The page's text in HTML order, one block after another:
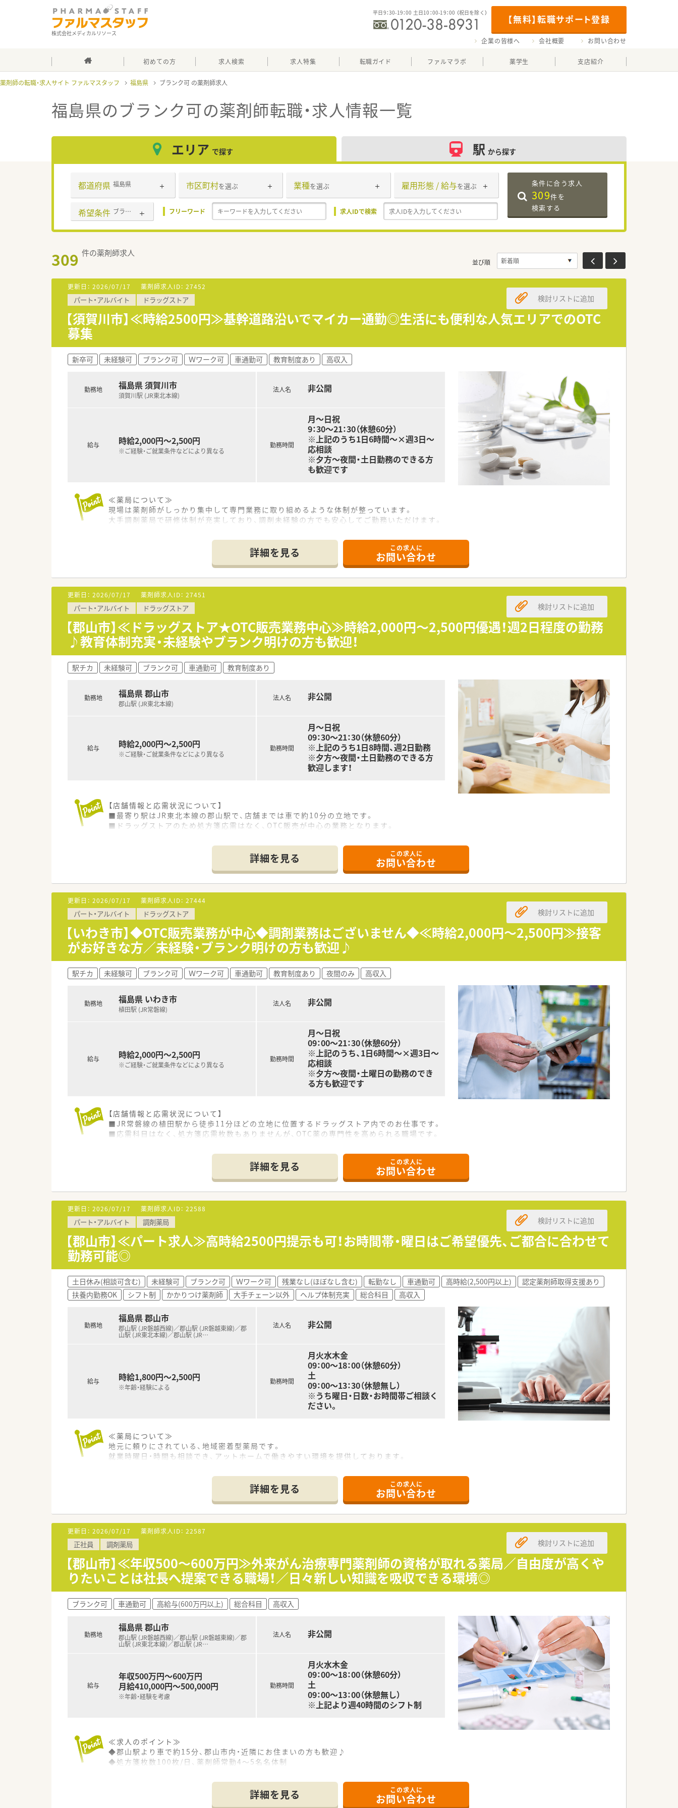
株式会社メディカルリソース
【無料】転職サポート登録
平日9：30-19：00 土日10：00-19：00 （祝日を除く）
企業の皆様へ 会社概要 お問い合わせ
初めての方 求人検索 求人特集 転職ガイド ファルマラボ 薬学生 支店紹介
薬剤師の転職・求人サイト ファルマスタッフ 福島県 ブランク可
福島県のブランク可の薬剤師転職・求人情報一覧
エリア で探す 駅 から探す
都道府県 福島県 市区町村を選ぶ 業種を選ぶ 雇用形態 / 給与を選ぶ
希望条件 ブランク可 フリーワード 求人IDで検索
条件に合う求人
309件を
検索する
309 件の薬剤師求人
並び順
更新日： 2026/07/17 薬剤師求人ID： 27452
パート・アルバイト ドラッグストア
【須賀川市】≪時給2500円≫基幹道路沿いでマイカー通勤◎生活にも便利な人気エリアでのOTC
募集
検討リストに追加
新卒可 未経験可 ブランク可 Ｗワーク可 車通勤可 教育制度あり 高収入
勤務地 福島県 須賀川市
須賀川駅 (JR東北本線)
給与 時給2,000円～2,500円
※ご経験・ご就業条件などにより異なる
法人名 非公開
勤務時間
月～日祝
9：30～21：30（休憩60分）
※上記のうち1日6時間～×週3日～
応相談
※夕方～夜間・土日勤務のできる方
も歓迎です
≪薬局について≫
現場は薬剤師がしっかり集中して専門業務に取り組めるような体制が整っています。
大手調剤薬局で研修体制が充実しており、調剤未経験の方でも安心してご勤務いただけます。
懇親会や優良社員表彰・社員懇談会等でモチベーションもアップ、将来性の高い薬局です。
詳細を見る この求人に
お問い合わせ
更新日： 2026/07/17 薬剤師求人ID： 27451
パート・アルバイト ドラッグストア
【郡山市】≪ドラッグストア★OTC販売業務中心≫時給2,000円～2,500円優遇！週2日程度の勤務
♪教育体制充実・未経験やブランク明けの方も歓迎！
検討リストに追加
駅チカ 未経験可 ブランク可 車通勤可 教育制度あり
勤務地 福島県 郡山市
郡山駅 (JR東北本線)
給与 時給2,000円～2,500円
※ご経験・ご就業条件などにより異なる
法人名 非公開
勤務時間
月～日祝
09：30～21：30（休憩60分）
※上記のうち1日8時間、週2日勤務
※夕方～夜間・土日勤務のできる方
歓迎します！
【店舗情報と応需状況について】
■最寄り駅はJR東北本線の郡山駅で、店舗までは車で約10分の立地です。
■ドラッグストアのため処方箋応需はなく、OTC販売が中心の業務となります。
■直近15年間で売上高4倍と右肩上がりの成長を続ける経営基盤が安定した企業です。
■調剤併設店やクリニックモール併設型など、多様な店舗形態で高収益を実現しています。
■OTC薬や健康食品まで気軽に相談できる「健康サポート薬局」の認定を推進中です。
【こんな方にオススメ】
■調剤業務よりも、OTC医薬品のカウンセリング販売に興味がある方におすすめです。
■充実した研修制度のもとで、OTC未経験からキャリアをスタートしたい方に最適です。
■育児休業や時短勤務制度が手厚い職場で、長く安定して働きたい方に適しています。
詳細を見る この求人に
お問い合わせ
更新日： 2026/07/17 薬剤師求人ID： 27444
パート・アルバイト ドラッグストア
【いわき市】◆OTC販売業務が中心◆調剤業務はございません◆≪時給2,000円～2,500円≫接客
がお好きな方／未経験・ブランク明けの方も歓迎♪
検討リストに追加
駅チカ 未経験可 ブランク可 Ｗワーク可 車通勤可 教育制度あり 夜間のみ 高収入
勤務地 福島県 いわき市
植田駅 (JR常磐線)
給与 時給2,000円～2,500円
※ご経験・ご就業条件などにより異なる
法人名 非公開
勤務時間
月～日祝
09：00～21：30（休憩60分）
※上記のうち、1日6時間～×週3日～
応相談
※夕方～夜間・土曜日の勤務のでき
る方も歓迎です
【店舗情報と応需状況について】
■JR常磐線の植田駅から徒歩11分ほどの立地に位置するドラッグストア内でのお仕事です。
■応需科目はなく、処方箋応需枚数もありませんが、OTC薬の専門性を高められる職場です。
■直近15年で売上高が4倍、経常利益が3倍以上と右肩上がりの成長を継続している安定した法人です。
■調剤併設や門前、駅前型など多様な店舗スタイルを展開し、安定した成長と高収益を実現しています。
■薬剤師とそれ以外の職種で業務を明確に割り振り、薬剤師は専門業務に集中できる体制を整えています。
【こんな方にオススメ】
■経験を活かしてOTC販売の専門性を深め、お客様の健康をトータルでサポートしたい方に最適です。
■ライフイベントを経ても長く安心して働き続けられる、充実した福利厚生を求める方にオススメです。
■ご自身のキャリアプランに合わせて、ナショナル・広域・狭域といった勤務地域を選びたい方に適しています。
詳細を見る この求人に
お問い合わせ
更新日： 2026/07/17 薬剤師求人ID： 22588
パート・アルバイト 調剤薬局
【郡山市】≪パート求人≫高時給2500円提示も可！お時間帯・曜日はご希望優先、ご都合に合わせて
勤務可能◎
検討リストに追加
土日休み(相談可含む) 未経験可 ブランク可 Ｗワーク可 残業なし(ほぼなし含む) 転勤なし 車通勤可 高時給(2,500円以上)
認定薬剤師取得支援あり
扶養内勤務OK
シフト制 かかりつけ薬剤師 大手チェーン以外 ヘルプ体制充実 総合科目 高収入
勤務地
福島県 郡山市
郡山駅 (JR磐越西線)／郡山駅 (JR磐越東線)／郡
山駅 (JR東北本線)／郡山駅 (JR…
給与 時給1,800円～2,500円
※年齢・経験による
法人名 非公開
勤務時間
月火水木金
09：00～18：00（休憩60分）
土
09：00～13：30（休憩無し）
※うち曜日・日数・お時間帯ご相談く
ださい。
≪薬局について≫
地元に頼りにされている、地域密着型薬局です。
就業時曜日・時間も相談でき、アットホームで働きやすい環境を提供しております。
詳細を見る この求人に
お問い合わせ
更新日： 2026/07/17 薬剤師求人ID： 22587
正社員 調剤薬局
【郡山市】≪年収500～600万円≫外来がん治療専門薬剤師の資格が取れる薬局／自由度が高くや
りたいことは社長へ提案できる職場！／日々新しい知識を吸収できる環境◎
検討リストに追加
ブランク可 車通勤可 高給与(600万円以上) 総合科目 高収入
勤務地
福島県 郡山市
郡山駅 (JR磐越西線)／郡山駅 (JR磐越東線)／郡
山駅 (JR東北本線)／郡山駅 (JR…
給与
年収500万円～600万円
月給410,000円～500,000円
※年齢・経験を考慮
法人名 非公開
勤務時間
月火水木金
09：00～18：00（休憩60分）
土
09：00～13：00（休憩無し）
※上記より週40時間のシフト制
≪求人のポイント≫
◆郡山駅より車で約15分、郡山市内・近隣にお住まいの方も歓迎♪
◆処方箋枚数100枚/日、薬剤師常勤4～5名名体制
◆がん領域の処方箋が多く、門前の病院との連携も密に行っているため、外来がん治療専門薬剤師の資格も取得可能なほど！
◆外来対応の他、在宅医療（往診同行含む）、薬薬連携、専門薬剤師の取得等幅広いご経験が積める環境です。
詳細を見る この求人に
お問い合わせ